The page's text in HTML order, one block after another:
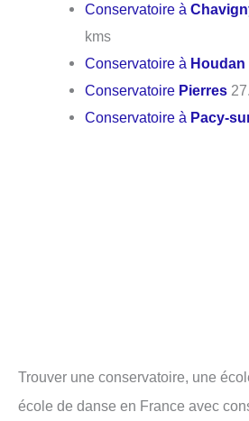
Conservatoire à
kms
Conservatoire à Houdan
Conservatoire Pierres
Conservatoire à Pacy-
Trouver une conservatoire, une
école de danse en France avec